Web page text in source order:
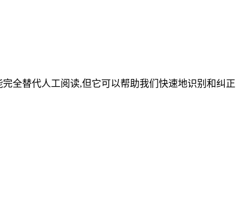
全替代人工阅读,但它可以帮助我们快速地识别和纠正